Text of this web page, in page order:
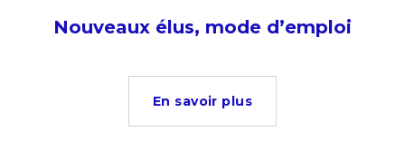
Nouveaux élus, mode d’emploi
En savoir plus